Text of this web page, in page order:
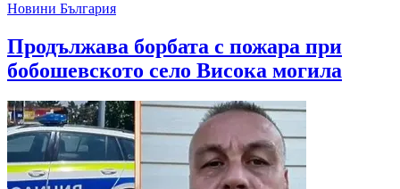
Новини България
Продължава борбата с пожара при
бобошевското село Висока могила